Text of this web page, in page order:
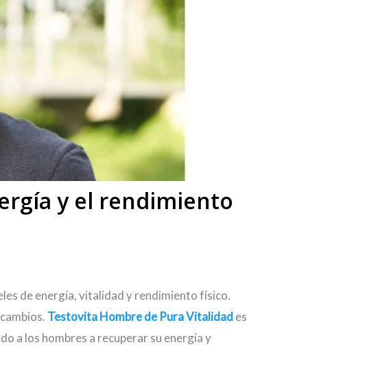
y el rendimiento
de energía, vitalidad y rendimiento físico.
Testovita Hombre de Pura Vitalidad es
a los hombres a recuperar su energía y